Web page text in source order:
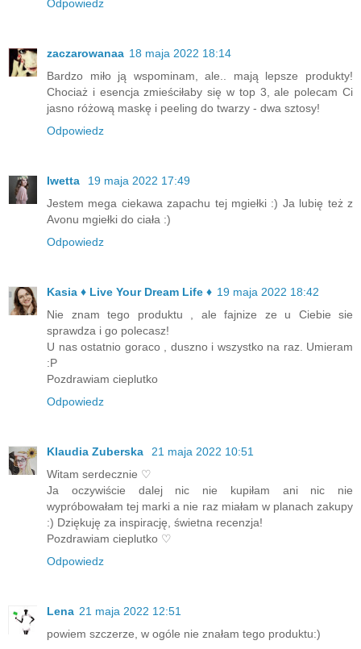
Odpowiedz
zaczarowanaa 18 maja 2022 18:14
Bardzo miło ją wspominam, ale.. mają lepsze produkty!
Chociaż i esencja zmieściłaby się w top 3, ale polecam Ci
jasno różową maskę i peeling do twarzy - dwa sztosy!
Odpowiedz
Iwetta
19 maja 2022 17:49
Jestem mega ciekawa zapachu tej mgiełki :) Ja lubię też z
Avonu mgiełki do ciała :)
Odpowiedz
Kasia ♦ Live Your Dream Life ♦ 19 maja 2022 18:42
Nie znam tego produktu , ale fajnize ze u Ciebie sie
sprawdza i go polecasz!
U nas ostatnio goraco , duszno i wszystko na raz. Umieram
:P
Pozdrawiam cieplutko
Odpowiedz
Klaudia Zuberska
21 maja 2022 10:51
Witam serdecznie ♡
Ja oczywiście dalej nic nie kupiłam ani nic nie
wypróbowałam tej marki a nie raz miałam w planach zakupy
:) Dziękuję za inspirację, świetna recenzja!
Pozdrawiam cieplutko ♡
Odpowiedz
Lena 21 maja 2022 12:51
powiem szczerze, w ogóle nie znałam tego produktu:)